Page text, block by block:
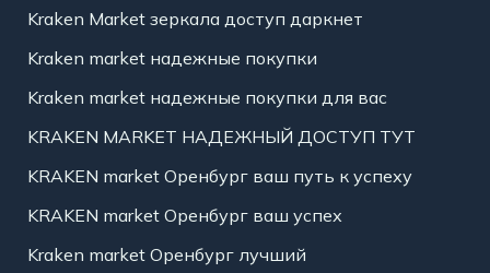
Kraken Market зеркала доступ даркнет
Kraken market надежные покупки
Kraken market надежные покупки для вас
KRAKEN MARKET НАДЕЖНЫЙ ДОСТУП ТУТ
KRAKEN market Оренбург ваш путь к успеху
KRAKEN market Оренбург ваш успех
Kraken market Оренбург лучший